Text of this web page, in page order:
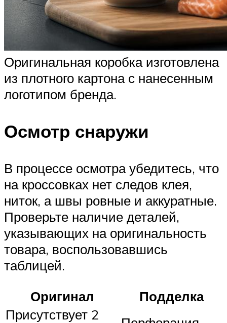
Оригинальная коробка изготовлена
из плотного картона с нанесенным
логотипом бренда.
Осмотр снаружи
В процессе осмотра убедитесь, что
на кроссовках нет следов клея,
ниток, а швы ровные и аккуратные.
Проверьте наличие деталей,
указывающих на оригинальность
товара, воспользовавшись
таблицей.
Оригинал
Подделка
Присутствует 2